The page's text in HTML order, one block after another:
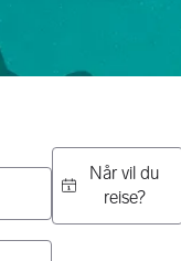
Når vil du
reise?